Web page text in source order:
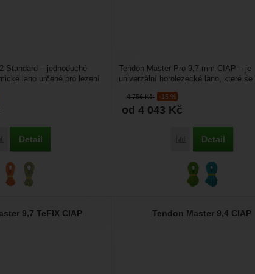
Přidat 'Tendon Indoor 10,2 Standard' k porovnání
Detail
Standard – jednoduché
lano určené pro lezení
4 756Kč -15 %
od 4 043 Kč
Přidat 'Tendon
Detail
Tendon Master Pro 9,7 mm CIAP – je
univerzální horolezecké lano, které se
9,7 TeFIX CIAP Tendon Master 9,4 CIAP